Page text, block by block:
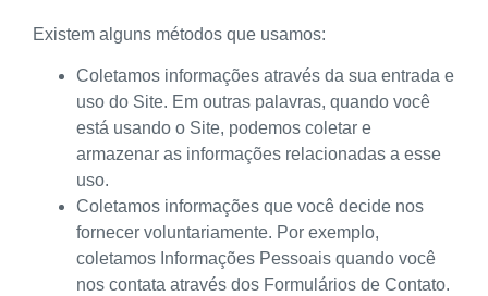
Existem alguns métodos que usamos:
Coletamos informações através da sua entrada e
uso do Site. Em outras palavras, quando você
está usando o Site, podemos coletar e
armazenar as informações relacionadas a esse
uso.
Coletamos informações que você decide nos
fornecer voluntariamente. Por exemplo,
coletamos Informações Pessoais quando você
nos contata através dos Formulários de Contato.